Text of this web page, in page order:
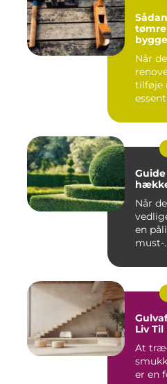
Når
tilføje
Når
en
must-
Liv
At
er en